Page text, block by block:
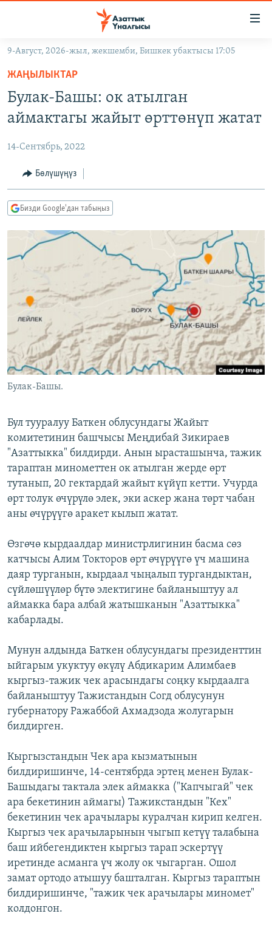
Навигацияга
өтүңүз
Издөөгө
салыңыз
ЭКОНОМИКА
МАДАНИЯТ
ДҮЙНӨ
БОРБОР АЗИЯ
АТАЙЫН ИЛИКТӨӨ
ТВ ПРОГРАММАЛАР
ЭКСПЕРТТЕР ТАЛДАЙТ
БИЗ ЖАНА ДҮЙНӨ
ДАНИСТЕ
АЗАТТЫК+
ЫҢГАЙСЫЗ СУРООЛОР
ӨЗГӨЧӨ ПИКИР
Русский
ОНЛАЙН ШЕРИНЕ
ЭЕ/АРнун бардык сайттары
9-Август, 2026-жыл, жекшемби, Бишкек убактысы 17:05
ЖАҢЫЛЫКТАР
Булак-Башы: ок атылган
аймактагы жайыт өрттөнүп жатат
14-Сентябрь, 2022
Бөлүшүңүз
Бизди Google'дан табыңыз
Булак-Башы.
Бул тууралуу Баткен облусундагы Жайыт
комитетинин башчысы Меңдибай Зикираев
"Азаттыкка" билдирди. Анын ырасташынча, тажик
тараптан минометтен ок атылган жерде өрт
тутанып, 20 гектардай жайыт күйүп кетти. Учурда
өрт толук өчүрүлө элек, эки аскер жана төрт чабан
аны өчүрүүгө аракет кылып жатат.
Өзгөчө кырдаалдар министрлигинин басма сөз
катчысы Алим Токторов өрт өчүрүүгө үч машина
даяр турганын, кырдаал чыңалып тургандыктан,
сүйлөшүүлөр бүтө электигине байланыштуу ал
аймакка бара албай жатышканын "Азаттыкка"
кабарлады.
Мунун алдында Баткен облусундагы президенттин
ыйгарым укуктуу өкүлү Абдикарим Алимбаев
кыргыз-тажик чек арасындагы соңку кырдаалга
байланыштуу Тажистандын Согд облусунун
губернатору Ражаббой Ахмадзода жолугарын
билдирген.
Кыргызстандын Чек ара кызматынын
билдиришинче, 14-сентябрда эртең менен Булак-
Башыдагы тактала элек аймакка ("Капчыгай" чек
ара бекетинин аймагы) Тажикстандын "Кех"
бекетинин чек арачылары куралчан кирип келген.
Кыргыз чек арачыларынын чыгып кетүү талабына
баш ийбегендиктен кыргыз тарап эскертүү
иретинде асманга үч жолу ок чыгарган. Ошол
замат ортодо атышуу башталган. Кыргыз тараптын
билдиришинче, "тажик чек арачылары миномет"
колдонгон.